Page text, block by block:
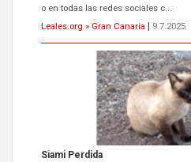
oreja,cariñosa,mimosa pero
Leales.org » Gran Canaria
9.7.2025
ADOPCIÓN URGENTE GATA